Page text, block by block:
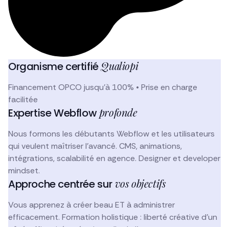
Organisme certifiéQualiopi
Financement OPCO jusqu'à 100% • Prise en charge
facilitée
Expertise Webflowprofonde
Nous formons les débutants Webflow et les utilisateurs
qui veulent maîtriser l'avancé. CMS, animations,
intégrations, scalabilité en agence. Designer et developer
mindset.
Approche centrée survos objectifs
Vous apprenez à créer beau ET à administrer
efficacement. Formation holistique : liberté créative d'un